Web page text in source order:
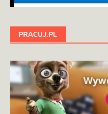
PRACUJ.PL